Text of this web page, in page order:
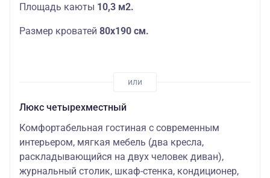
Площадь каюты 10,3 м2.
Размер кроватей 80х190 см.
Люкс четырехместный
Комфортабельная гостиная с современным
интерьером, мягкая мебель (два кресла,
раскладывающийся на двух человек диван),
журнальный столик, шкаф-стенка, кондиционер,